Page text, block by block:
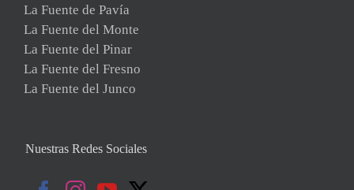
La Fuente de Pavía
La Fuente del Monte
La Fuente del Pinar
La Fuente del Fresno
La Fuente del Junco
Nuestras Redes Sociales